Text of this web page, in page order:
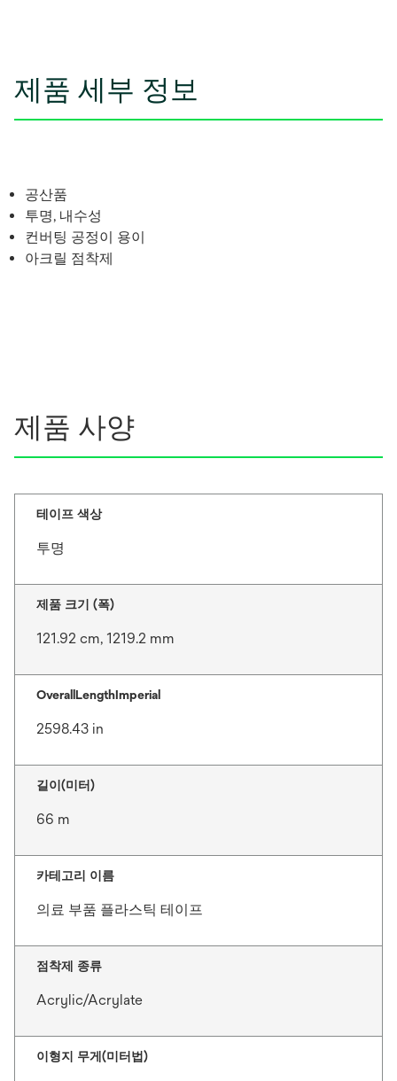
제품 세부 정보
공산품
투명, 내수성
컨버팅 공정이 용이
아크릴 점착제
제품 사양
테이프 색상
투명
제품 크기 (폭)
121.92 cm, 1219.2 mm
OverallLengthImperial
2598.43 in
길이(미터)
66 m
카테고리 이름
의료 부품 플라스틱 테이프
점착제 종류
Acrylic/Acrylate
이형지 무게(미터법)